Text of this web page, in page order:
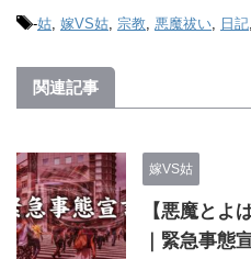
-姑, 嫁VS姑, 宗教, 悪魔祓い, 日記,
関連記事
嫁VS姑
【悪魔とよ
｜緊急事態